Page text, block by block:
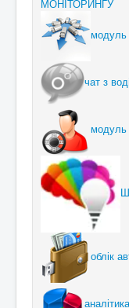
МОНІТОРИНГУ
модуль
чат з
модуль
облік
аналітика